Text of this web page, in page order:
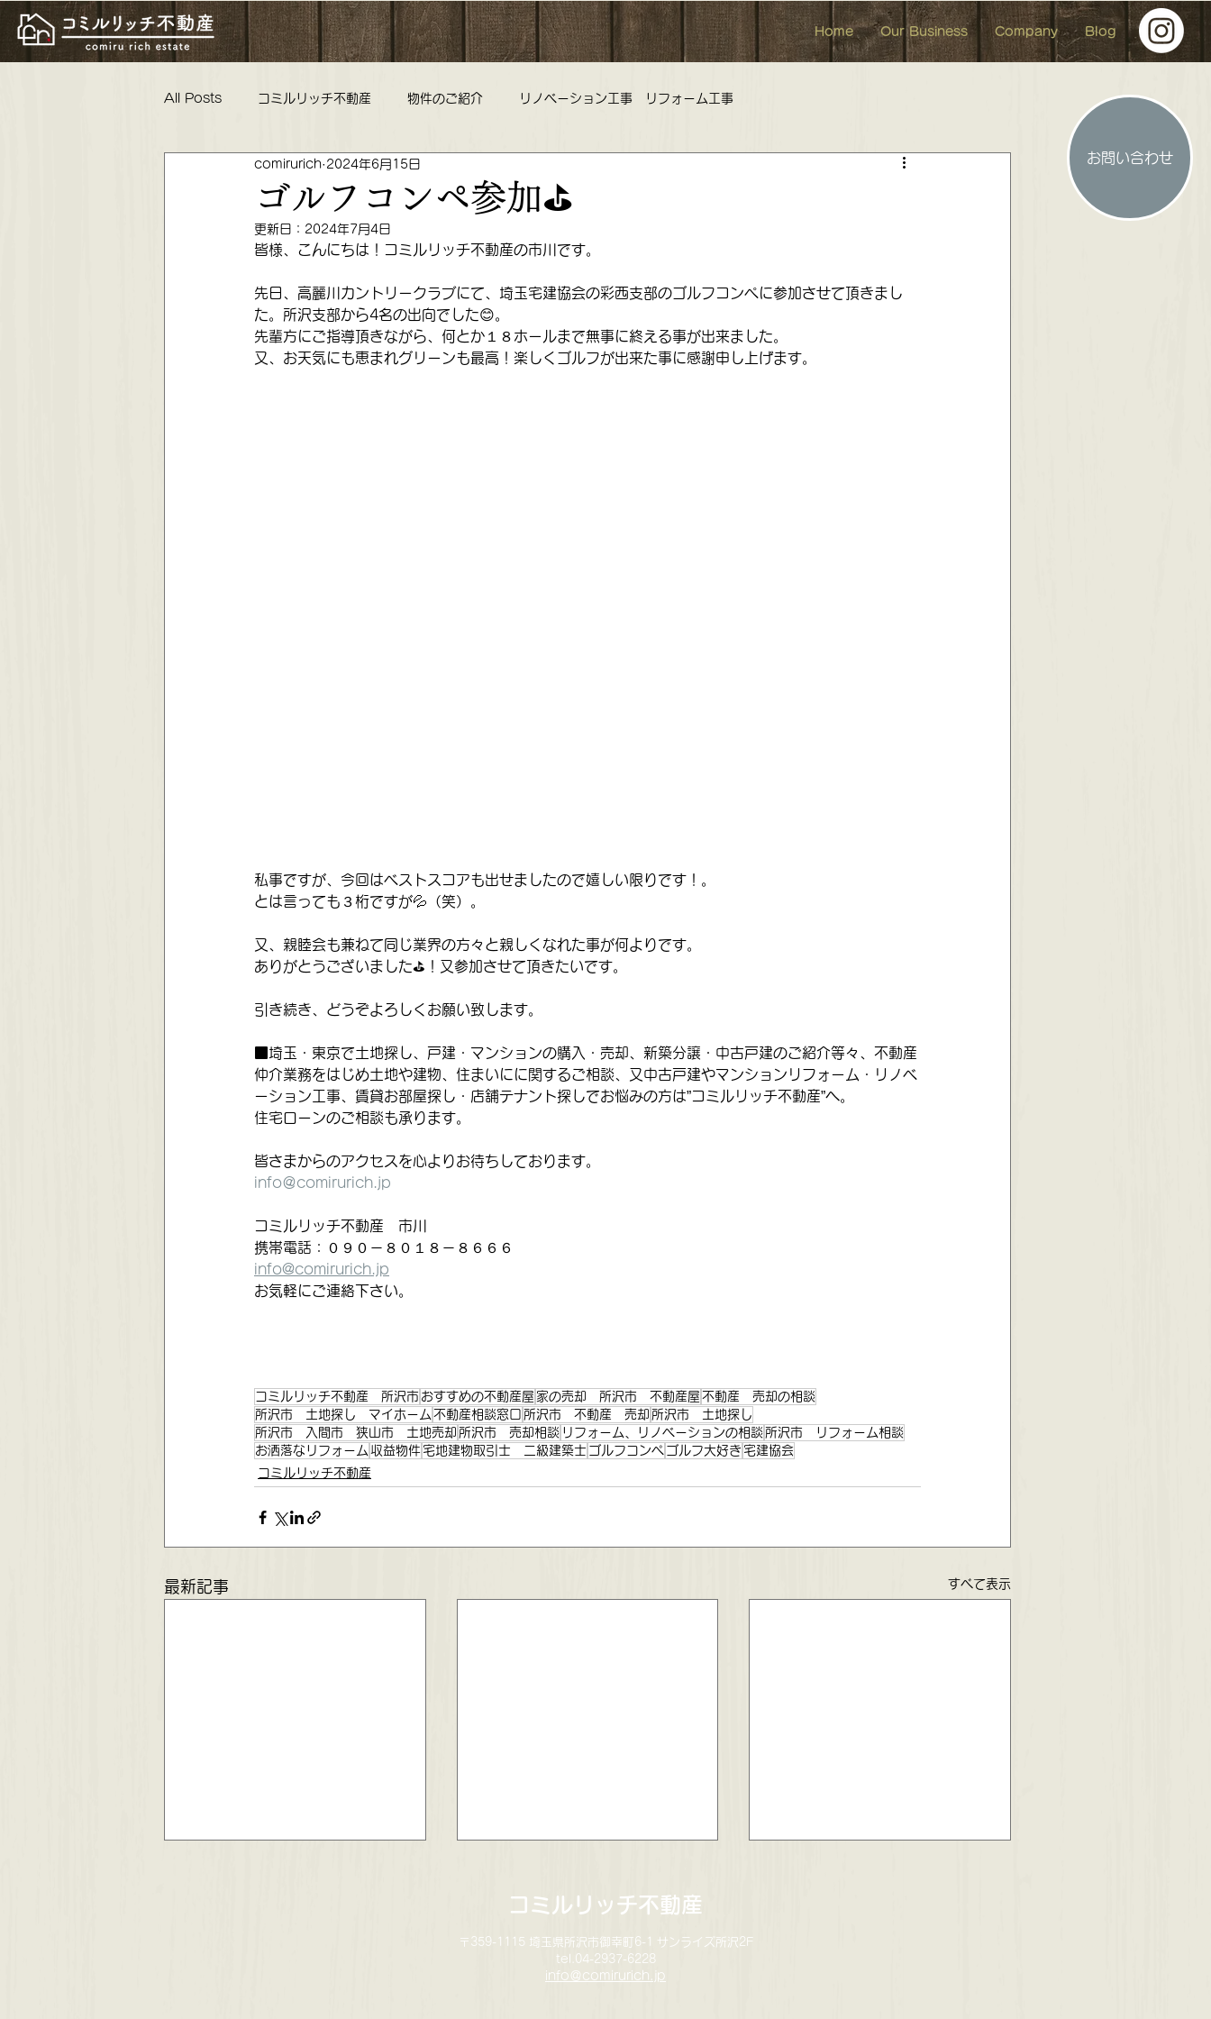
お問い合わせ
Home Our Business Company Blog
All Posts コミルリッチ不動産 物件のご紹介 リノベーション工事 リフォーム工事
物件紹介 リフォーム工事 親睦旅行 中古マンション 不動産査定 野老澤雛物語 ひな祭り 雛人形 イベント イベント参加
コミルリッチ不動産 不動産女子 コミルリッチ不動産 営業時間 定休日のお知らせ
これからの活動 懇親会 ロータリークラブ 不動産
ゴルフコンペ参加⛳
comirurich 2024年6月15日
更新日： 2024年7月4日
皆様、こんにちは！コミルリッチ不動産の市川です。
先日、高麗川カントリークラブにて、埼玉宅建協会の彩西支部のゴルフコンペに参加させて頂きまし
た。所沢支部から4名の出向でした😊。
先輩方にご指導頂きながら、何とか１８ホールまで無事に終える事が出来ました。
又、お天気にも恵まれグリーンも最高！楽しくゴルフが出来た事に感謝申し上げます。
私事ですが、今回はベストスコアも出せましたので嬉しい限りです！。
とは言っても３桁ですが💦（笑）。
又、親睦会も兼ねて同じ業界の方々と親しくなれた事が何よりです。
ありがとうございました⛳！又参加させて頂きたいです。
引き続き、どうぞよろしくお願い致します。
■埼玉・東京で土地探し、戸建・マンションの購入・売却、新築分譲・中古戸建のご紹介等々、不動産
仲介業務をはじめ土地や建物、住まいにに関するご相談、又中古戸建やマンションリフォーム・リノベ
ーション工事、賃貸お部屋探し・店舗テナント探しでお悩みの方は”コミルリッチ不動産”へ。
住宅ローンのご相談も承ります。
皆さまからのアクセスを心よりお待ちしております。
info＠comirurich.jp
コミルリッチ不動産　市川
携帯電話：０９０－８０１８－８６６６
info@comirurich.jp
お気軽にご連絡下さい。
コミルリッチ不動産 所沢市 おすすめの不動産屋 家の売却 所沢市 不動産屋 不動産 売却の相談
所沢市 土地探し マイホーム 不動産相談窓口 所沢市 不動産 売却 所沢市 土地探し
所沢市 入間市 狭山市 土地売却 所沢市 売却相談 リフォーム、リノベーションの相談 所沢市 リフォーム相談
お洒落なリフォーム 収益物件 宅地建物取引士 二級建築士 ゴルフコンペ ゴルフ大好き 宅建協会
コミルリッチ不動産
最新記事 すべて表示
コミルリッチ不動産
〒359-1115 埼玉県所沢市御幸町6-1 サンライズ所沢2F
tel.04-2937-6228
info＠comirurich.jp